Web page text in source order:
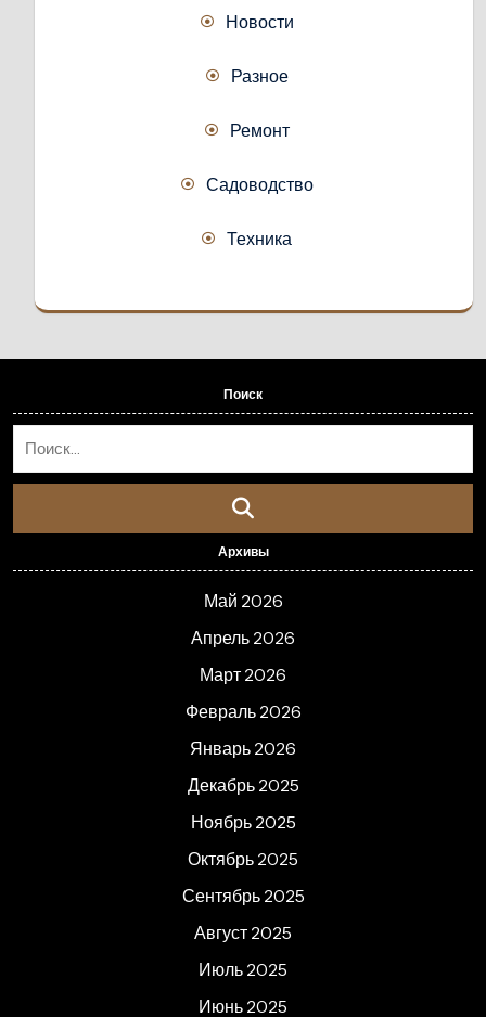
Новости
Разное
Ремонт
Садоводство
Техника
Поиск
Архивы
Май 2026
Апрель 2026
Март 2026
Февраль 2026
Январь 2026
Декабрь 2025
Ноябрь 2025
Октябрь 2025
Сентябрь 2025
Август 2025
Июль 2025
Июнь 2025